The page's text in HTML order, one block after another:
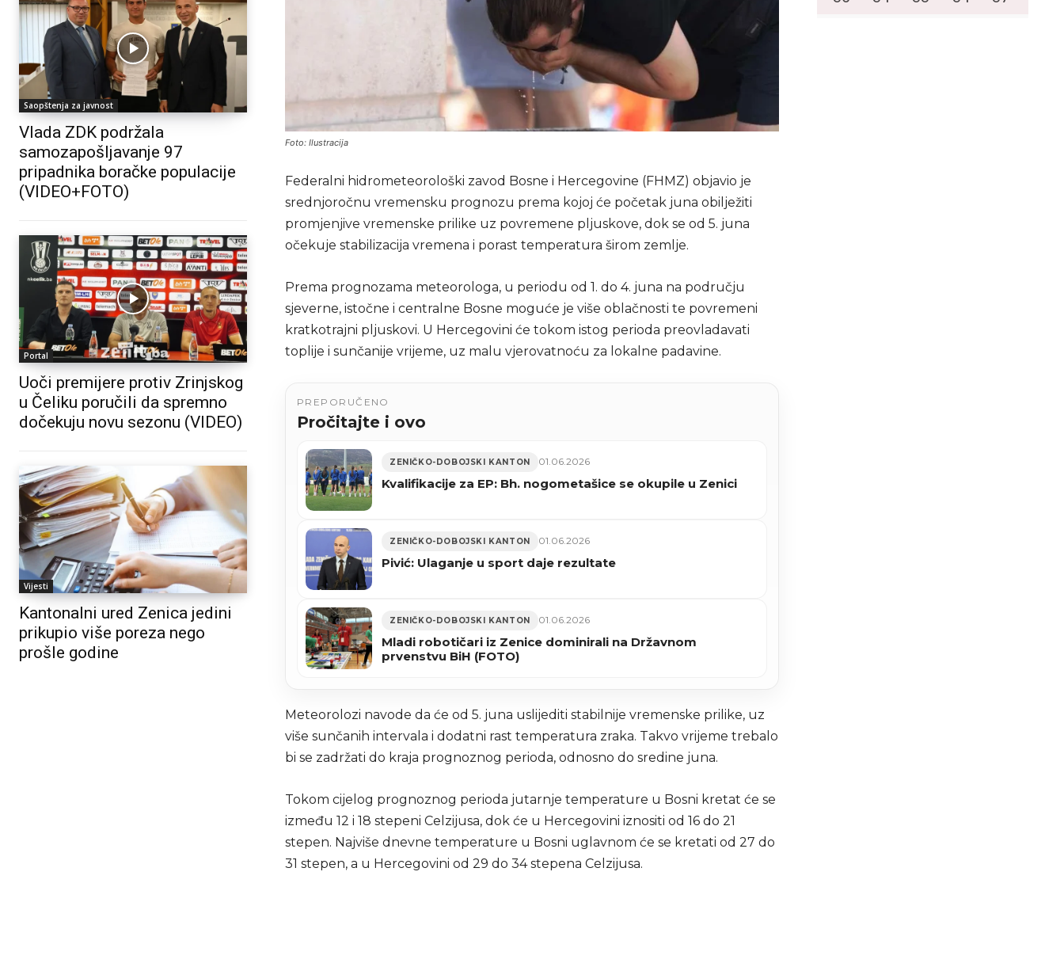
Saopštenja za javnost
Vlada ZDK podržala
samozapošljavanje 97
pripadnika boračke populacije
(VIDEO+FOTO)
Portal
Uoči premijere protiv Zrinjskog
u Čeliku poručili da spremno
dočekuju novu sezonu (VIDEO)
Vijesti
Kantonalni ured Zenica jedini
prikupio više poreza nego
prošle godine
Foto: Ilustracija
Federalni hidrometeorološki zavod Bosne i Hercegovine (FHMZ) objavio je
srednjoročnu vremensku prognozu prema kojoj će početak juna obilježiti
promjenjive vremenske prilike uz povremene pljuskove, dok se od 5. juna
očekuje stabilizacija vremena i porast temperatura širom zemlje.
Prema prognozama meteorologa, u periodu od 1. do 4. juna na području
sjeverne, istočne i centralne Bosne moguće je više oblačnosti te povremeni
kratkotrajni pljuskovi. U Hercegovini će tokom istog perioda preovladavati
toplije i sunčanije vrijeme, uz malu vjerovatnoću za lokalne padavine.
PREPORUČENO
Pročitajte i ovo
ZENIČKO-DOBOJSKI KANTON 01.06.2026
Kvalifikacije za EP: Bh. nogometašice se okupile u Zenici
ZENIČKO-DOBOJSKI KANTON 01.06.2026
Pivić: Ulaganje u sport daje rezultate
ZENIČKO-DOBOJSKI KANTON 01.06.2026
Mladi robotičari iz Zenice dominirali na Državnom
prvenstvu BiH (FOTO)
Meteorolozi navode da će od 5. juna uslijediti stabilnije vremenske prilike, uz
više sunčanih intervala i dodatni rast temperatura zraka. Takvo vrijeme trebalo
bi se zadržati do kraja prognoznog perioda, odnosno do sredine juna.
Tokom cijelog prognoznog perioda jutarnje temperature u Bosni kretat će se
između 12 i 18 stepeni Celzijusa, dok će u Hercegovini iznositi od 16 do 21
stepen. Najviše dnevne temperature u Bosni uglavnom će se kretati od 27 do
31 stepen, a u Hercegovini od 29 do 34 stepena Celzijusa.